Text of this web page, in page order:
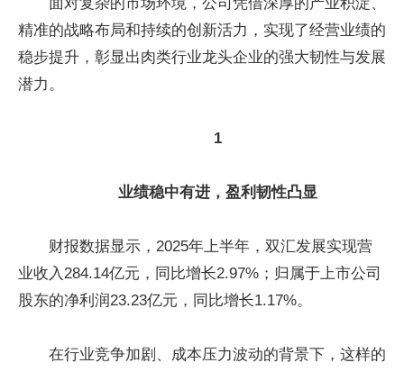
精准的战略布局和持续的创新活力，实现了经营业绩的
稳步提升，彰显出肉类行业龙头企业的强大韧性与发展
潜力。
1
业绩稳中有进，盈利韧性凸显
财报数据显示，2025年上半年，双汇发展实现营
业收入284.14亿元，同比增长2.97%；归属于上市公司
股东的净利润23.23亿元，同比增长1.17%。
在行业竞争加剧、成本压力波动的背景下，这样的